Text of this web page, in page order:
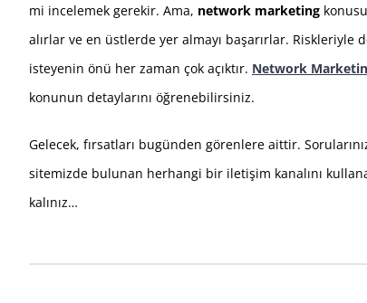
mi incelemek gerekir. Ama, network marketing
alırlar ve en üstlerde yer almayı başarırlar. Riskleriyle
isteyenin önü her zaman çok açıktır. Network
konunun detaylarını öğrenebilirsiniz.
Gelecek, fırsatları bugünden görenlere aittir.
sitemizde bulunan herhangi bir iletişim kanalını
kalınız…